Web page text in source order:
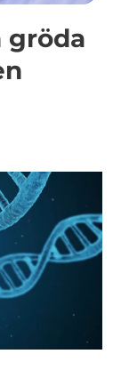
gröda